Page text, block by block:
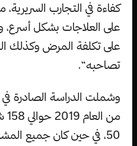
كفاءة في التجارب السريرية،
على العلاجات بشكل أسرع،
على تكلفة المرض وكذلك
تصاحبه“.
وشملت الدراسة الصادرة